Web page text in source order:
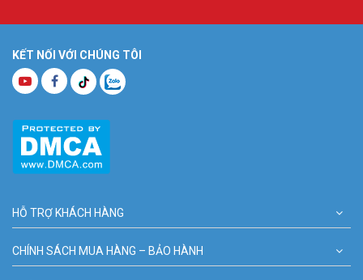
KẾT NỐI VỚI CHÚNG TÔI
HỖ TRỢ KHÁCH HÀNG
CHÍNH SÁCH MUA HÀNG – BẢO HÀNH